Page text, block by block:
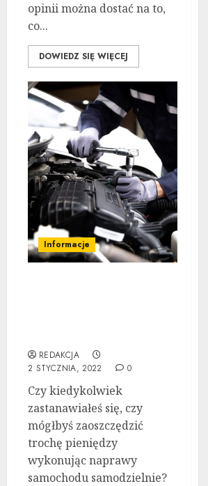
opinii można dostać na to,
co...
DOWIEDZ SIĘ WIĘCEJ
Informacje
REDAKCJA
2 STYCZNIA, 2022
0
Czy kiedykolwiek
zastanawiałeś się, czy
mógłbyś zaoszczędzić
trochę pieniędzy
wykonując naprawy
samochodu samodzielnie?